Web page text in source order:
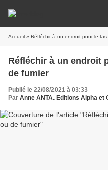
Accueil » Réfléchir à un endroit pour le
Réfléchir à un endroit
de fumier
Publié le 22/08/2021 à 03:33
Par Anne ANTA. Editions Alpha et